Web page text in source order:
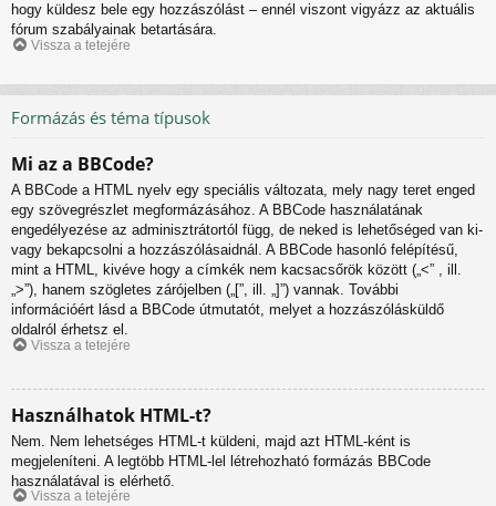
hogy küldesz bele egy hozzászólást – ennél viszont vigyázz az aktuális
fórum szabályainak betartására.
Vissza a tetejére
Formázás és téma típusok
Mi az a BBCode?
A BBCode a HTML nyelv egy speciális változata, mely nagy teret enged
egy szövegrészlet megformázásához. A BBCode használatának
engedélyezése az adminisztrátortól függ, de neked is lehetőséged van ki-
vagy bekapcsolni a hozzászólásaidnál. A BBCode hasonló felépítésű,
mint a HTML, kivéve hogy a címkék nem kacsacsőrök között („<” , ill.
„>”), hanem szögletes zárójelben („[”, ill. „]”) vannak. További
információért lásd a BBCode útmutatót, melyet a hozzászólásküldő
oldalról érhetsz el.
Vissza a tetejére
Használhatok HTML-t?
Nem. Nem lehetséges HTML-t küldeni, majd azt HTML-ként is
megjeleníteni. A legtöbb HTML-lel létrehozható formázás BBCode
használatával is elérhető.
Vissza a tetejére